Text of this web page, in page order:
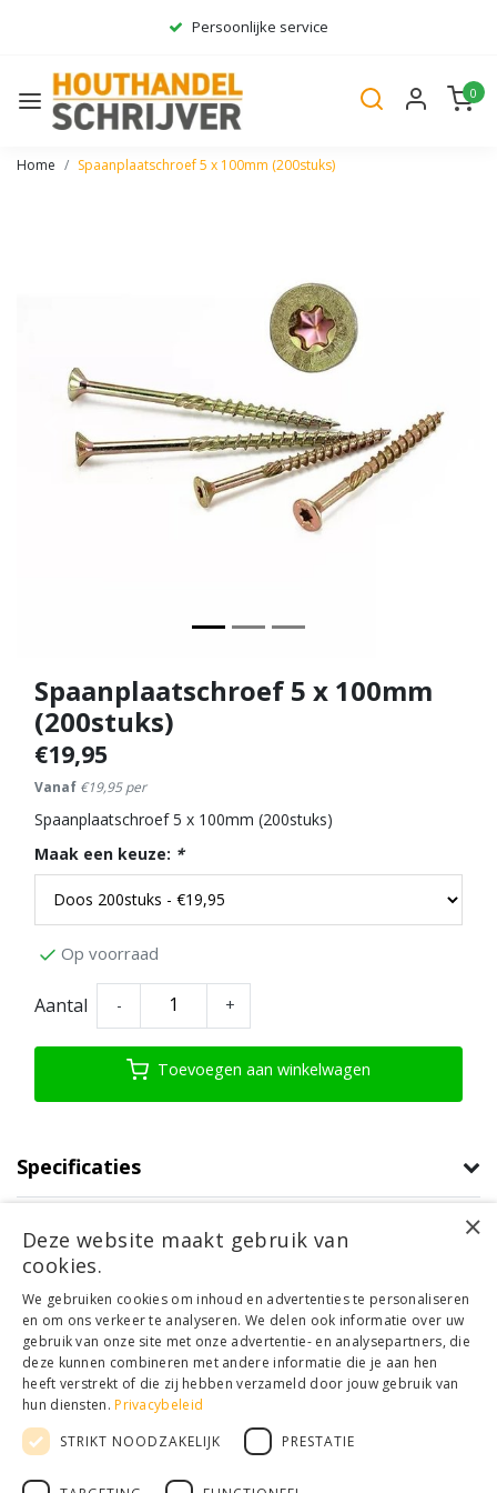
Persoonlijke service
Gratis bezorgd*
0
Home Spaanplaatschroef 5 x 100mm (200stuks)
Vorige
Spaanplaatschroef 5 x 100mm
(200stuks)
€19,95
Vanaf €19,95 per
Spaanplaatschroef 5 x 100mm (200stuks)
Maak een keuze: *
Op voorraad
Aantal - +
Toevoegen aan winkelwagen
Specificaties
Product informatie
Klantenservice
Mijn account
Categorieën
Contactgegevens
© Copyright 2026 - Houthandel Schrijver | RealisatieLadsgo.online
×
Deze website maakt gebruik van
cookies.
We gebruiken cookies om inhoud en advertenties te personaliseren
en om ons verkeer te analyseren. We delen ook informatie over uw
gebruik van onze site met onze advertentie- en analysepartners, die
deze kunnen combineren met andere informatie die je aan hen
heeft verstrekt of die zij hebben verzameld door jouw gebruik van
hun diensten.Privacybeleid
STRIKT NOODZAKELIJK
PRESTATIE